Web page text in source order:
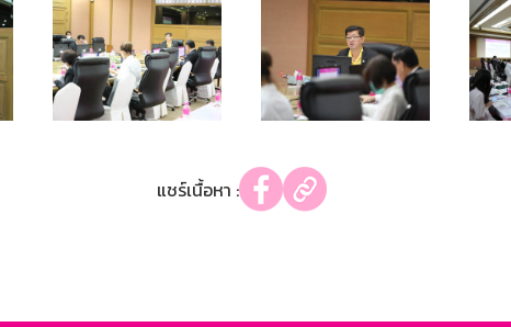
แชร์เนื้อหา :